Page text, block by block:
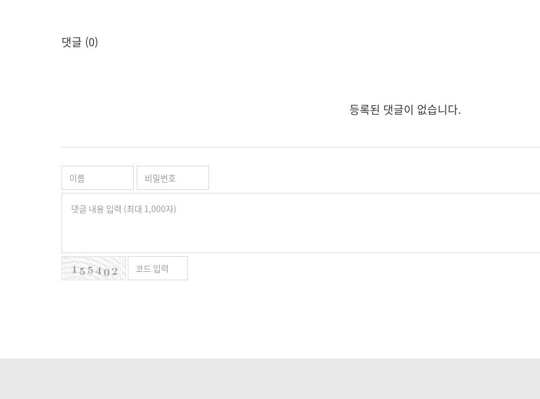
댓글 (0)
등록된 댓글이 없습니다.